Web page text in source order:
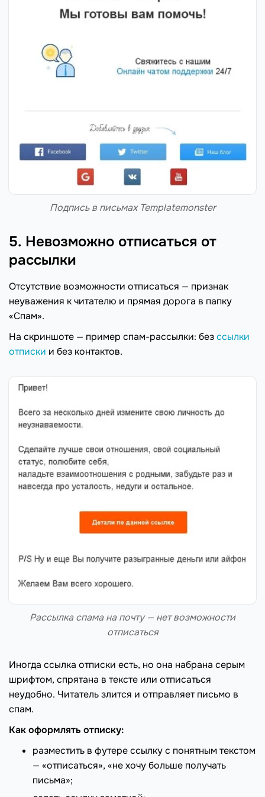
Подпись в письмах Templatemonster
5. Невозможно отписаться от
рассылки
Отсутствие возможности отписаться — признак
неуважения к читателю и прямая дорога в папку
«Спам».
На скриншоте — пример спам-рассылки: безссылки
отписки и без контактов.
Рассылка спама на почту — нет возможности
отписаться
Иногда ссылка отписки есть, но она набрана серым
шрифтом, спрятана в тексте или отписаться
неудобно. Читатель злится и отправляет письмо в
спам.
Как оформлять отписку:
разместить в футере ссылку с понятным текстом
— «отписаться», «не хочу больше получать
письма»;